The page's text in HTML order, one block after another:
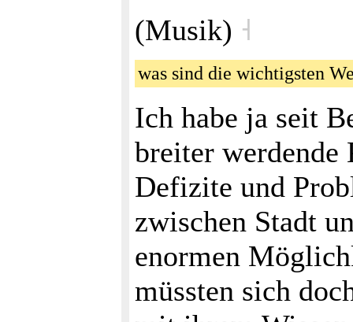
(Musik) ˧
was sind die wichtigsten
Ich habe ja seit
breiter werdende
Defizite und
zwischen Stadt
enormen
müssten sich